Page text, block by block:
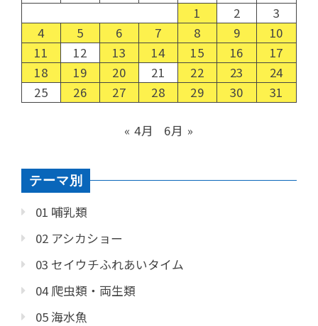
1
2
3
4
5 6 7 8 9
10
11
12 13 14 15 16
17
18
19 20 21 22 23
24
25
26 27 28 29 30 31
« 4月 6月 »
テーマ別
01 哺乳類
02 アシカショー
03 セイウチふれあいタイム
04 爬虫類・両生類
05 海水魚